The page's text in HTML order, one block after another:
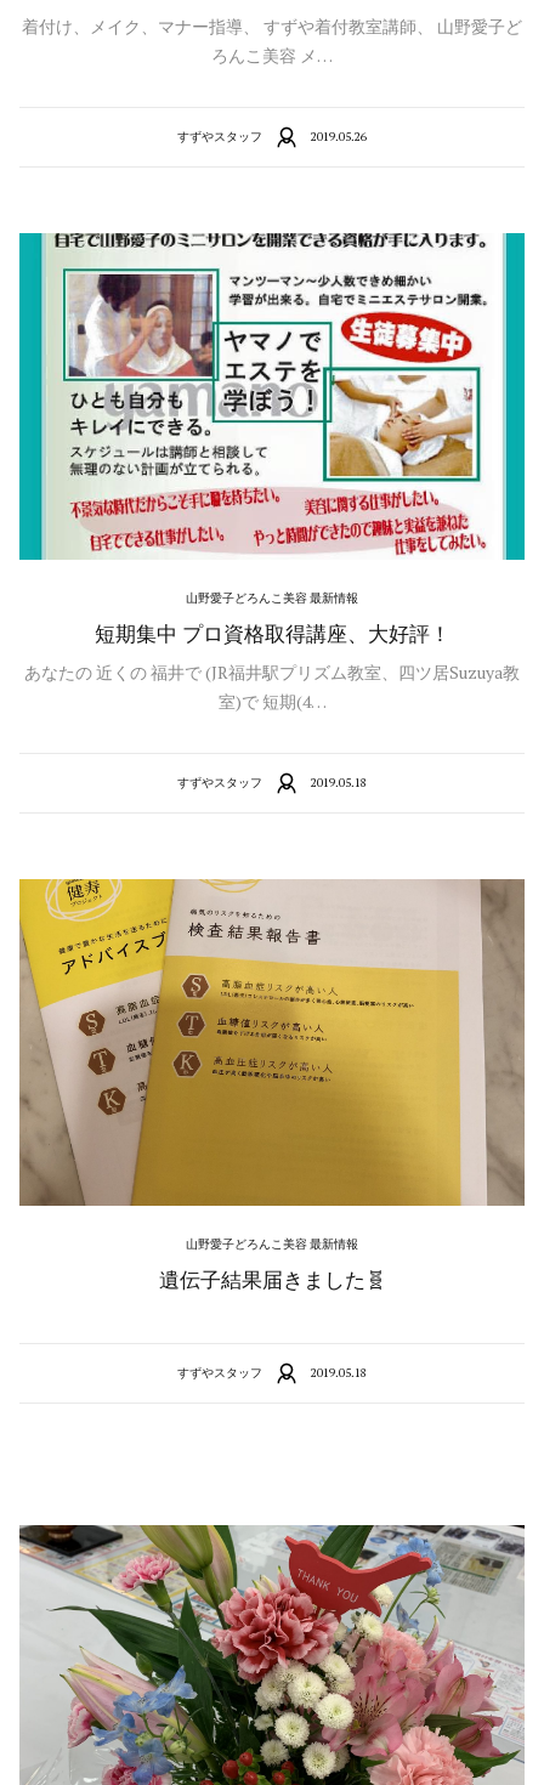
着付け、メイク、マナー指導、 すずや着付教室講師、 山野愛子ど
ろんこ美容 メ…
すずやスタッフ 2019.05.26
山野愛子どろんこ美容 最新情報
短期集中 プロ資格取得講座、大好評！
あなたの 近くの 福井で (JR福井駅プリズム教室、四ツ居Suzuya教
室)で 短期(4…
すずやスタッフ 2019.05.18
山野愛子どろんこ美容 最新情報
遺伝子結果届きました🧬
すずやスタッフ 2019.05.18